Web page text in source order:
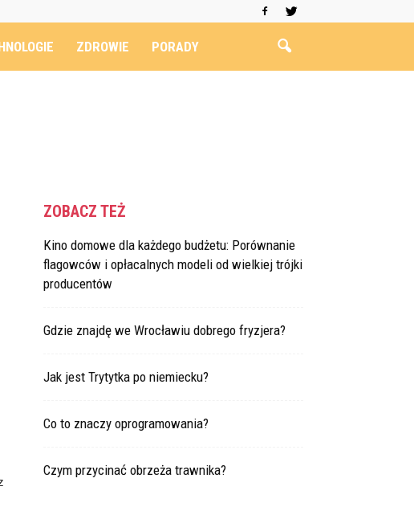
ZDROWIE PORADY
ZOBACZ TEŻ
Kino domowe dla każdego budżetu: Porównanie
flagowców i opłacalnych modeli od wielkiej trójki
producentów
Gdzie znajdę we Wrocławiu dobrego fryzjera?
Jak jest Trytytka po niemiecku?
Co to znaczy oprogramowania?
Czym przycinać obrzeża trawnika?